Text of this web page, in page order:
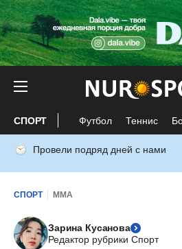
СПОРТ Футбол Теннис
Провели подряд дней с нами
СПОРТ ММА
Зарина Кусанова
Редактор рубрики Спорт